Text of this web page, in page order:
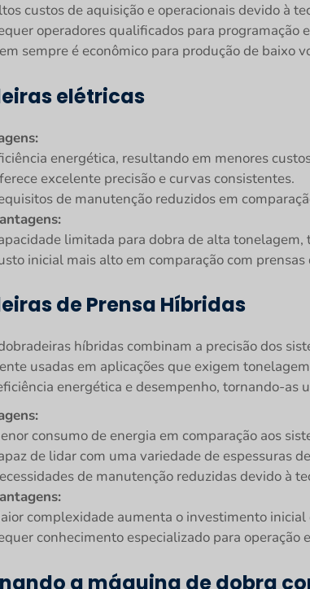
custos de aquisição e operacionais devido à
operadores qualificados para programação
sempre é econômico para produção de baixo
elétricas
energética, resultando em menores
excelente precisão e curvas consistentes.
de manutenção reduzidos em
limitada para dobra de alta
inicial mais alto em comparação com
de Prensa Híbridas
híbridas combinam a precisão dos
usadas em aplicações que exigem
energética e desempenho, tornando-as
consumo de energia em comparação aos
de lidar com uma variedade de espessuras
de manutenção reduzidas devido à
complexidade aumenta o investimento
conhecimento especializado para operação
a máquina de dobra